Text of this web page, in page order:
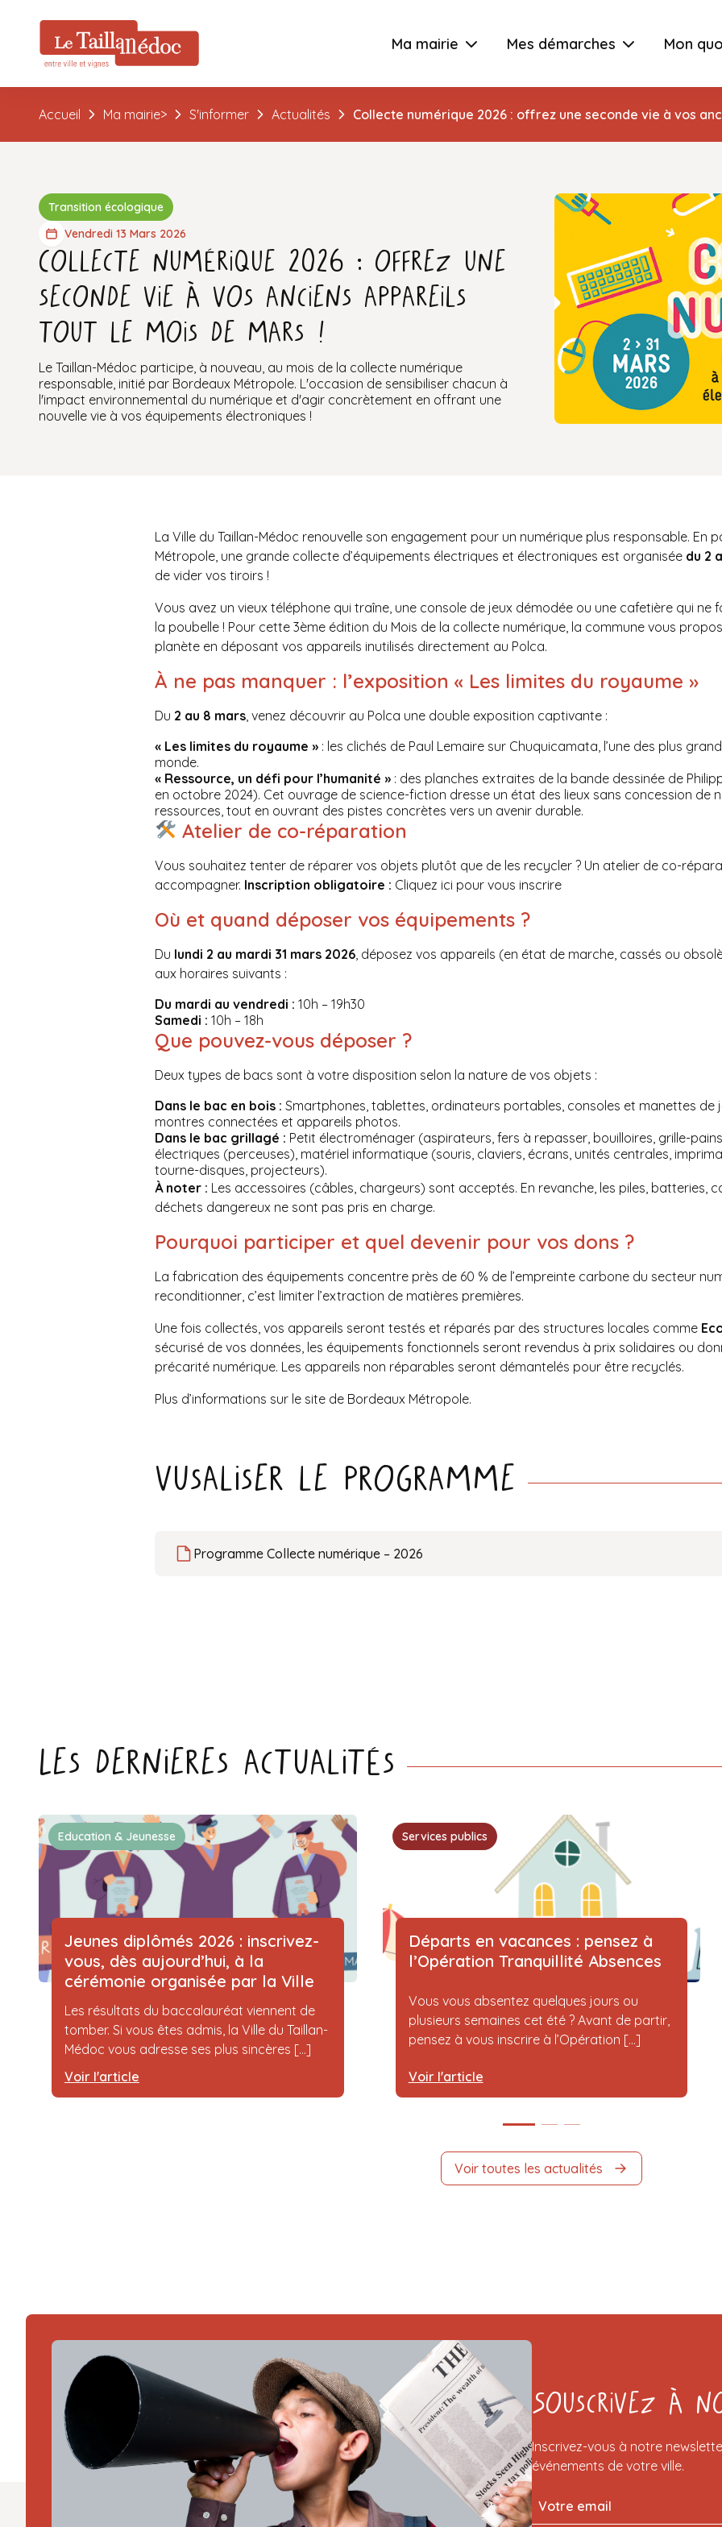
Ma mairie Mes démarches Mon
Accueil Ma mairie> S'informer Actualités Collecte numérique 2026 : offrez une seconde vie à vos
Transition écologique
Vendredi 13 Mars 2026
Collecte numérique 2026 : offrez une
seconde vie à vos anciens appareils
tout le mois de mars !
Le Taillan-Médoc participe, à nouveau, au mois de la collecte numérique
responsable, initié par Bordeaux Métropole. L'occasion de sensibiliser chacun à
l'impact environnemental du numérique et d'agir concrètement en offrant une
nouvelle vie à vos équipements électroniques !
La Ville du Taillan-Médoc renouvelle son engagement pour un numérique plus responsable. En
Métropole, une grande collecte d’équipements électriques et électroniques est organisée du 2
de vider vos tiroirs !
Vous avez un vieux téléphone qui traîne, une console de jeux démodée ou une cafetière qui ne
la poubelle ! Pour cette 3ème édition du Mois de la collecte numérique, la commune vous
planète en déposant vos appareils inutilisés directement au Polca.
À ne pas manquer : l’exposition « Les limites du royaume »
Du 2 au 8 mars, venez découvrir au Polca une double exposition captivante :
« Les limites du royaume » : les clichés de Paul Lemaire sur Chuquicamata, l’une des plus
monde.
« Ressource, un défi pour l’humanité » : des planches extraites de la bande dessinée de
en octobre 2024). Cet ouvrage de science-fiction dresse un état des lieux sans concession de
ressources, tout en ouvrant des pistes concrètes vers un avenir durable.
Atelier de co-réparation
Vous souhaitez tenter de réparer vos objets plutôt que de les recycler ? Un atelier de co-
accompagner. Inscription obligatoire : Cliquez ici pour vous inscrire
Où et quand déposer vos équipements ?
Du lundi 2 au mardi 31 mars 2026, déposez vos appareils (en état de marche, cassés ou
aux horaires suivants :
Du mardi au vendredi : 10h – 19h30
Samedi : 10h – 18h
Que pouvez-vous déposer ?
Deux types de bacs sont à votre disposition selon la nature de vos objets :
Dans le bac en bois : Smartphones, tablettes, ordinateurs portables, consoles et manettes de
montres connectées et appareils photos.
Dans le bac grillagé : Petit électroménager (aspirateurs, fers à repasser, bouilloires, grille-
électriques (perceuses), matériel informatique (souris, claviers, écrans, unités centrales,
tourne-disques, projecteurs).
À noter : Les accessoires (câbles, chargeurs) sont acceptés. En revanche, les piles, batteries,
déchets dangereux ne sont pas pris en charge.
Pourquoi participer et quel devenir pour vos dons ?
La fabrication des équipements concentre près de 60 % de l’empreinte carbone du secteur
reconditionner, c’est limiter l’extraction de matières premières.
Une fois collectés, vos appareils seront testés et réparés par des structures locales comme
sécurisé de vos données, les équipements fonctionnels seront revendus à prix solidaires ou
précarité numérique. Les appareils non réparables seront démantelés pour être recyclés.
Plus d’informations sur le site de Bordeaux Métropole.
Vusaliser le programme
Programme Collecte numérique – 2026
Les dernieres actualités
Education & Jeunesse
Jeunes diplômés 2026 : inscrivez-
vous, dès aujourd’hui, à la
cérémonie organisée par la Ville
Les résultats du baccalauréat viennent de
tomber. Si vous êtes admis, la Ville du Taillan-
Médoc vous adresse ses plus sincères [...]
Voir l'article
Services publics
Départs en vacances : pensez à
l’Opération Tranquillité Absences
Vous vous absentez quelques jours ou
plusieurs semaines cet été ? Avant de partir,
pensez à vous inscrire à l’Opération [...]
Voir l'article
Voir toutes les actualités
Souscrivez à
Inscrivez-vous à notre
événements de votre ville.